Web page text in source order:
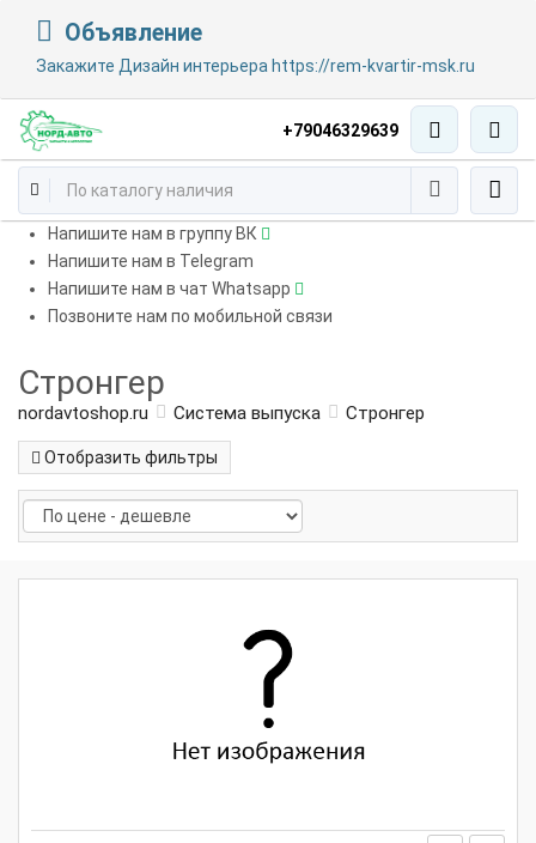
Объявление
Закажите Дизайн интерьера https://rem-kvartir-msk.ru
+79046329639
Напишите нам в группу ВК
Напишите нам в Telegram
Напишите нам в чат Whatsapp
Позвоните нам по мобильной связи
Стронгер
nordavtoshop.ru Система выпуска Стронгер
Отобразить фильтры